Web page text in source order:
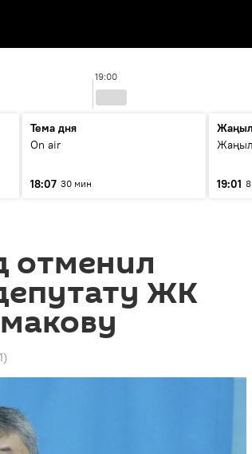
19:00
Тема дня
On air
18:07 30 мин 19:01
отменил
ЖК
)